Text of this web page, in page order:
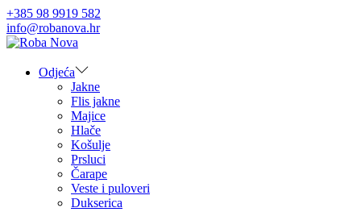
+385 98 9919 582
info@robanova.hr
Skip
navigation
Skip
contentOdjeća
Jakne
Flis jakne
Majice
Hlače
Košulje
Prsluci
Čarape
Veste i puloveri
Dukserica